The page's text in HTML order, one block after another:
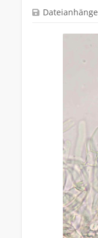
Dateianhänge